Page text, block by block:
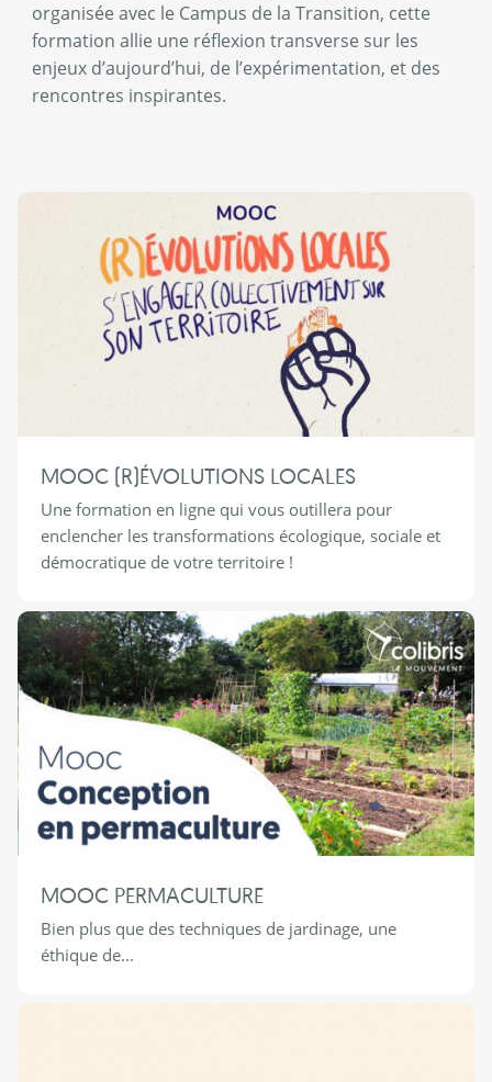
organisée avec le Campus de la Transition, cette
formation allie une réflexion transverse sur les
enjeux d’aujourd’hui, de l’expérimentation, et des
rencontres inspirantes.
MOOC (R)ÉVOLUTIONS LOCALES
Une formation en ligne qui vous outillera pour
enclencher les transformations écologique, sociale et
démocratique de votre territoire !
MOOC PERMACULTURE
Bien plus que des techniques de jardinage, une
éthique de...